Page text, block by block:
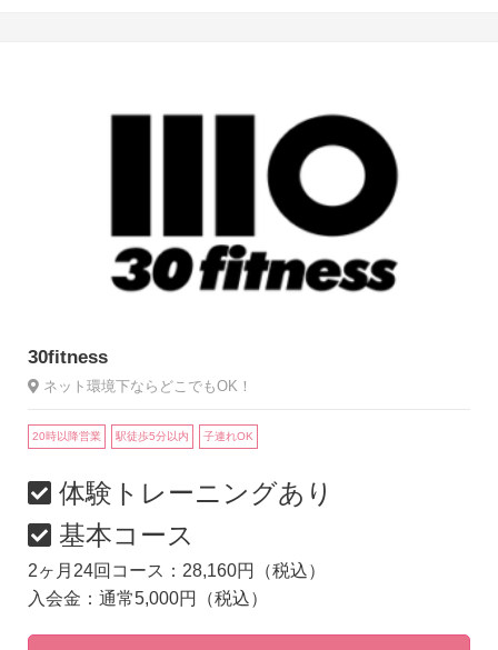
30fitness
ネット環境下ならどこでもOK！
20時以降営業 駅徒歩5分以内 子連れOK
体験トレーニングあり
基本コース
2ヶ月24回コース：28,160円（税込）
入会金：通常5,000円（税込）